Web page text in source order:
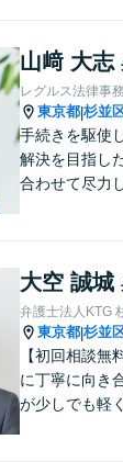
う日々精進し
【夜間や休日
能】【メール
山﨑 大志
レグルス法律事
東京都|杉並
手続きを駆使
解決を目指し
合わせて尽力
電気工事等】
掛代金】今す
さい。
大空 誠城
弁護士法人KTG
東京都|杉並
【初回相談無
に丁寧に向き
が少しでも軽